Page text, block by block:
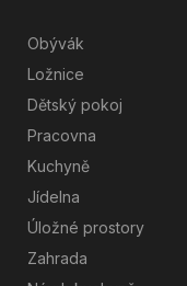
Obývák
Ložnice
Dětský pokoj
Pracovna
Kuchyně
Jídelna
Úložné prostory
Zahrada